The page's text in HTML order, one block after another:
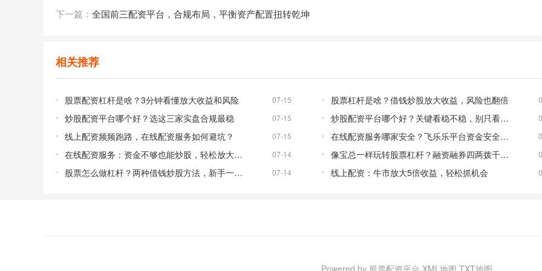
下一篇： 全国前三配资平台，合规布局，平衡资产配置扭转乾坤
相关推荐
股票配资杠杆是啥？3分钟看懂放大收益和风险 07-15 股票杠杆是啥？借钱炒股放大收益，风险也翻倍
炒股配资平台哪个好？选这三家实盘合规最稳 07-15 炒股配资平台哪个好？关键看稳不稳，别只看杠杆
线上配资频频跑路，在线配资服务如何避坑？ 07-15 在线配资服务哪家安全？飞乐乐平台资金安全效率高
在线配资服务：资金不够也能炒股，轻松放大收益 07-14 像宝总一样玩转股票杠杆？融资融券四两拨千斤的秘密
股票怎么做杠杆？两种借钱炒股方法，新手一看就懂 07-14 线上配资：牛市放大5倍收益，轻松抓机会
Powered by 股票配资平台 XML地图 TXT地图